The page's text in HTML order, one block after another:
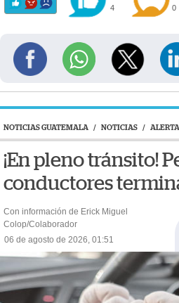
4 0
NOTICIAS GUATEMALA / NOTICIAS /
¡En pleno tránsito!
conductores
Con información de Erick Miguel
Colop/Colaborador
06 de agosto de 2026, 01:51